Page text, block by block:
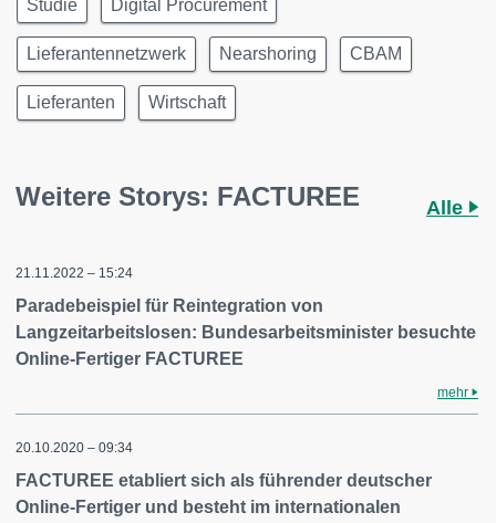
Studie Digital Procurement
Lieferantennetzwerk Nearshoring CBAM
Lieferanten Wirtschaft
Weitere Storys: FACTUREE Alle
21.11.2022 – 15:24
Paradebeispiel für Reintegration von
Langzeitarbeitslosen: Bundesarbeitsminister besuchte
Online-Fertiger FACTUREE
mehr
20.10.2020 – 09:34
FACTUREE etabliert sich als führender deutscher
Online-Fertiger und besteht im internationalen